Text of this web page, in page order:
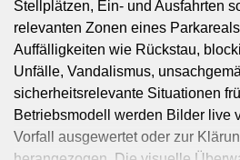
Stellplätzen, Ein- und Ausfahrten
relevanten Zonen eines
Auffälligkeiten wie Rückstau,
Unfälle, Vandalismus,
sicherheitsrelevante Situationen
Betriebsmodell werden Bilder live
Vorfall ausgewertet oder zur